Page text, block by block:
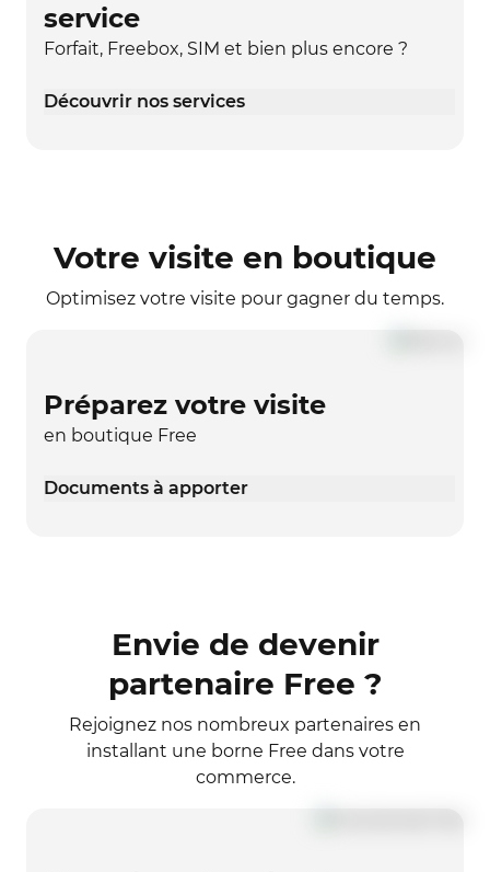
service
Forfait, Freebox, SIM et bien plus encore ?
Découvrir nos services
Votre visite en boutique
Optimisez votre visite pour gagner du temps.
Préparez votre visite
en boutique Free
Documents à apporter
Envie de devenir
partenaire Free ?
Rejoignez nos nombreux partenaires en
installant une borne Free dans votre
commerce.